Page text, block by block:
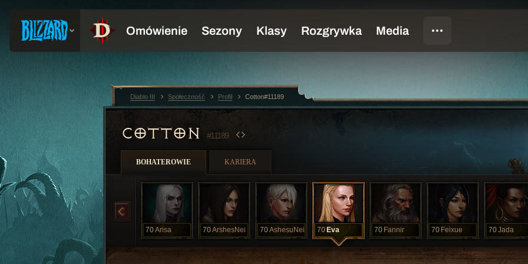
COTTON #11189
BOHATEROWIE KARIERA
70Arisa 70ArshesNei 70AshesuNei 70 Eva 70 Fannir 70 Feixue 70Jada
Diablo III Społeczność Profil Cotton#11189